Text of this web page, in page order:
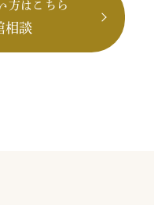
方はこちら
相談